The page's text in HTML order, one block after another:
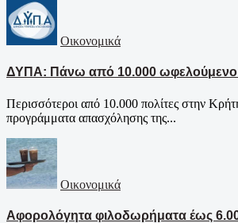
Οικονομικά
ΔΥΠΑ: Πάνω από 10.000
Περισσότεροι από 10.000 πολίτες στην
προγράμματα απασχόλησης της...
Οικονομικά
Αφορολόγητα φιλοδωρήματα έως